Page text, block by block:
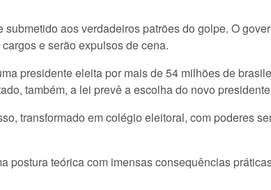
aos verdadeiros patrões do golpe. O
e serão expulsos de cena.
presidente eleita por mais de 54 milhões de
também, a lei prevê a escolha do novo
transformado em colégio eleitoral, com poderes
postura teórica com imensas consequências